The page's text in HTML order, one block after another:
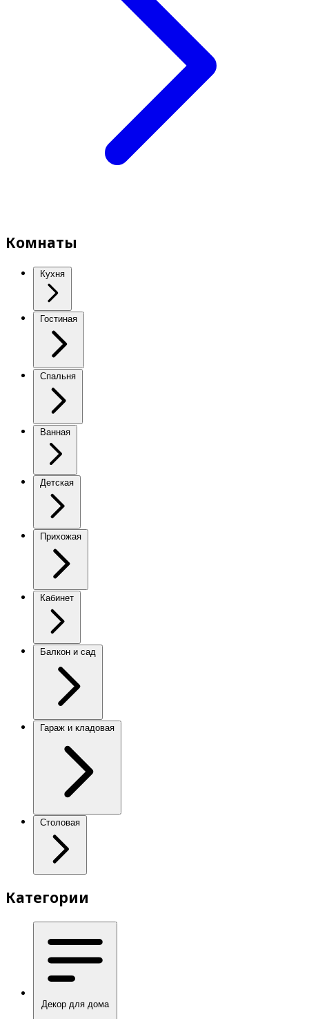
Комнаты
Кухня
Гостиная
Спальня
Ванная
Детская
Прихожая
Кабинет
Балкон и сад
Гараж и кладовая
Столовая
Категории
Декор для дома